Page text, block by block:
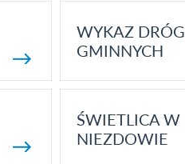
WYKAZ DRÓG
GMINNYCH
ŚWIETLICA W
NIEZDOWIE